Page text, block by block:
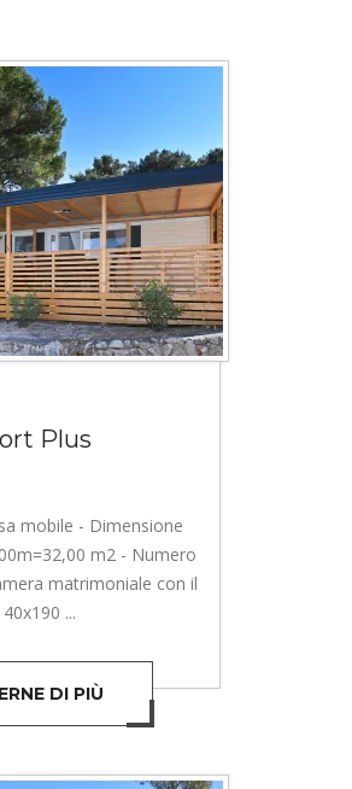
Plus
mobile - Dimensione
m2 - Numero
matrimoniale con il
...
DI PIÙ